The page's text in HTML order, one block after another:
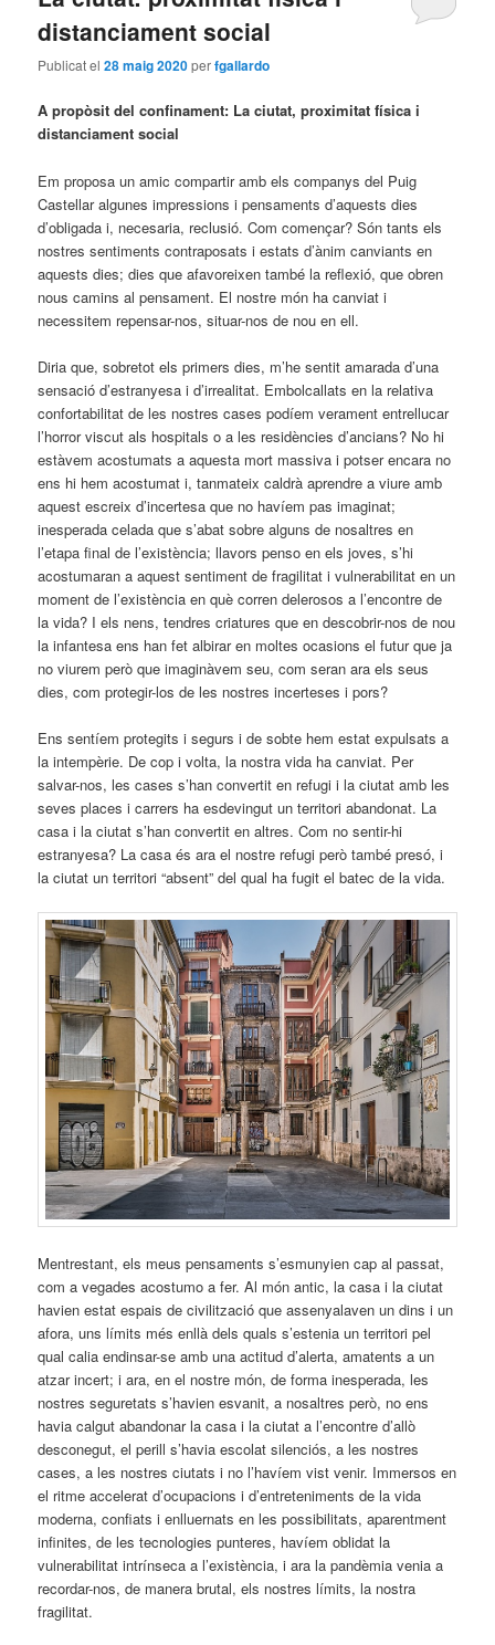
distanciament social
Publicat el28 maig 2020perfgallardo
A propòsit del confinament: La ciutat, proximitat física i
distanciament social
Em proposa un amic compartir amb els companys del Puig
Castellar algunes impressions i pensaments d’aquests dies
d’obligada i, necesaria, reclusió. Com començar? Són tants els
nostres sentiments contraposats i estats d’ànim canviants en
aquests dies; dies que afavoreixen també la reflexió, que obren
nous camins al pensament. El nostre món ha canviat i
necessitem repensar-nos, situar-nos de nou en ell.
Diria que, sobretot els primers dies, m’he sentit amarada d’una
sensació d’estranyesa i d’irrealitat. Embolcallats en la relativa
confortabilitat de les nostres cases podíem verament entrellucar
l’horror viscut als hospitals o a les residències d’ancians? No hi
estàvem acostumats a aquesta mort massiva i potser encara no
ens hi hem acostumat i, tanmateix caldrà aprendre a viure amb
aquest escreix d’incertesa que no havíem pas imaginat;
inesperada celada que s’abat sobre alguns de nosaltres en
l’etapa final de l’existència; llavors penso en els joves, s’hi
acostumaran a aquest sentiment de fragilitat i vulnerabilitat en un
moment de l’existència en què corren delerosos a l’encontre de
la vida? I els nens, tendres criatures que en descobrir-nos de nou
la infantesa ens han fet albirar en moltes ocasions el futur que ja
no viurem però que imaginàvem seu, com seran ara els seus
dies, com protegir-los de les nostres incerteses i pors?
Ens sentíem protegits i segurs i de sobte hem estat expulsats a
la intempèrie. De cop i volta, la nostra vida ha canviat. Per
salvar-nos, les cases s’han convertit en refugi i la ciutat amb les
seves places i carrers ha esdevingut un territori abandonat. La
casa i la ciutat s’han convertit en altres. Com no sentir-hi
estranyesa? La casa és ara el nostre refugi però també presó, i
la ciutat un territori “absent” del qual ha fugit el batec de la vida.
Mentrestant, els meus pensaments s’esmunyien cap al passat,
com a vegades acostumo a fer. Al món antic, la casa i la ciutat
havien estat espais de civilització que assenyalaven un dins i un
afora, uns límits més enllà dels quals s’estenia un territori pel
qual calia endinsar-se amb una actitud d’alerta, amatents a un
atzar incert; i ara, en el nostre món, de forma inesperada, les
nostres seguretats s’havien esvanit, a nosaltres però, no ens
havia calgut abandonar la casa i la ciutat a l’encontre d’allò
desconegut, el perill s’havia escolat silenciós, a les nostres
cases, a les nostres ciutats i no l’havíem vist venir. Immersos en
el ritme accelerat d’ocupacions i d’entreteniments de la vida
moderna, confiats i enlluernats en les possibilitats, aparentment
infinites, de les tecnologies punteres, havíem oblidat la
vulnerabilitat intrínseca a l’existència, i ara la pandèmia venia a
recordar-nos, de manera brutal, els nostres límits, la nostra
fragilitat.